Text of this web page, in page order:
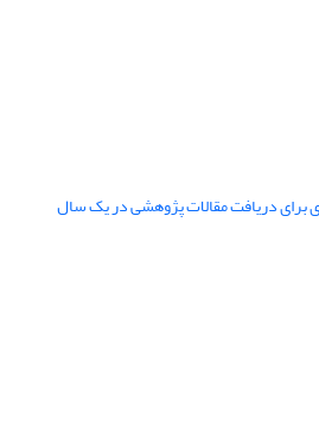
برای دریافت مقالات پژوهشی در یک سال